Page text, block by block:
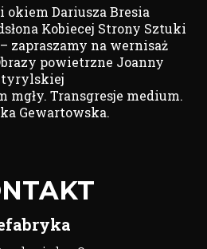
okiem Dariusza Bresia
Kobiecej Strony Sztuki
– zapraszamy na wernisaż
powietrzne Joanny
mgły. Transgresje medium.
Gewartowska.